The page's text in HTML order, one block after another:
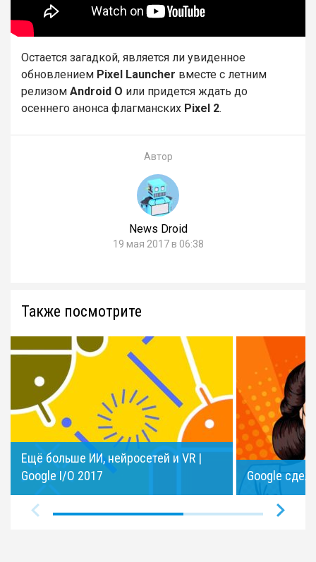
Остается загадкой, является ли увиденное
обновлением Pixel Launcher вместе с летним
релизом Android O или придется ждать до
осеннего анонса флагманских Pixel 2.
Автор
News Droid
19 мая 2017 в 06:38
Также посмотрите
Ещё больше ИИ, нейросетей и VR |
Google I/O 2017
Google